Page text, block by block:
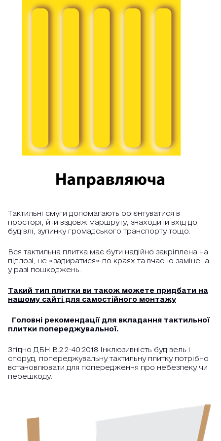
Тактильні смуги допомагають орієнтуватися в
просторі, йти вздовж маршруту, знаходити вхід до
будівлі, зупинку громадського транспорту тощо.
Вся тактильна плитка має бути надійно закріплена на
підлозі, не «задиратися» по краях та вчасно замінена
у разі пошкоджень.
Такий тип плитки ви також можете придбати на
нашому сайті для самостійного монтажу
Головні рекомендації для вкладання тактильної
плитки попереджувальної.
Згідно ДБН В.2.2-40:2018 Інклюзивність будівель і
споруд, попереджувальну тактильну плитку потрібно
встановлювати для попередження про небезпеку чи
перешкоду.